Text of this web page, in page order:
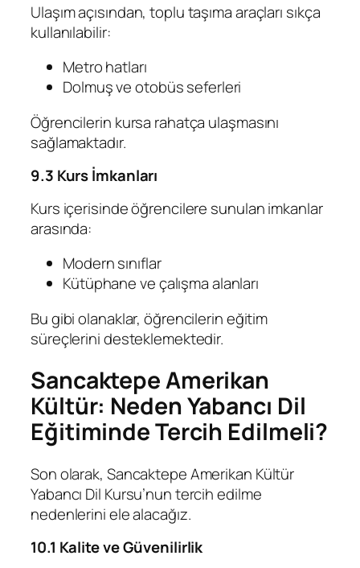
Ulaşım açısından, toplu taşıma araçları sıkça
kullanılabilir:
Metro hatları
Dolmuş ve otobüs seferleri
Öğrencilerin kursa rahatça ulaşmasını
sağlamaktadır.
9.3 Kurs İmkanları
Kurs içerisinde öğrencilere sunulan imkanlar
arasında:
Modern sınıflar
Kütüphane ve çalışma alanları
Bu gibi olanaklar, öğrencilerin eğitim
süreçlerini desteklemektedir.
Sancaktepe Amerikan
Kültür: Neden Yabancı Dil
Eğitiminde Tercih Edilmeli?
Son olarak, Sancaktepe Amerikan Kültür
Yabancı Dil Kursu’nun tercih edilme
nedenlerini ele alacağız.
10.1 Kalite ve Güvenilirlik